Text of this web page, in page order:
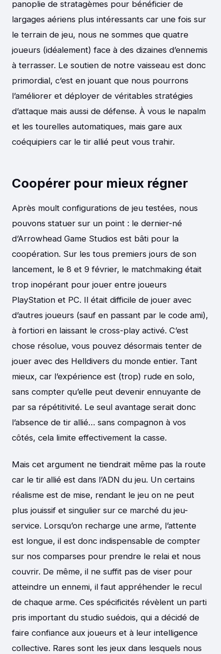
panoplie de stratagèmes pour bénéficier de
largages aériens plus intéressants car une fois sur
le terrain de jeu, nous ne sommes que quatre
joueurs (idéalement) face à des dizaines d’ennemis
à terrasser. Le soutien de notre vaisseau est donc
primordial, c’est en jouant que nous pourrons
l’améliorer et déployer de véritables stratégies
d’attaque mais aussi de défense. À vous le napalm
et les tourelles automatiques, mais gare aux
coéquipiers car le tir allié peut vous trahir.
Coopérer pour mieux régner
Après moult configurations de jeu testées, nous
pouvons statuer sur un point : le dernier-né
d’Arrowhead Game Studios est bâti pour la
coopération. Sur les tous premiers jours de son
lancement, le 8 et 9 février, le matchmaking était
trop inopérant pour jouer entre joueurs
PlayStation et PC. Il était difficile de jouer avec
d’autres joueurs (sauf en passant par le code ami),
à fortiori en laissant le cross-play activé. C’est
chose résolue, vous pouvez désormais tenter de
jouer avec des Helldivers du monde entier. Tant
mieux, car l’expérience est (trop) rude en solo,
sans compter qu’elle peut devenir ennuyante de
par sa répétitivité. Le seul avantage serait donc
l’absence de tir allié… sans compagnon à vos
côtés, cela limite effectivement la casse.
Mais cet argument ne tiendrait même pas la route
car le tir allié est dans l’ADN du jeu. Un certains
réalisme est de mise, rendant le jeu on ne peut
plus jouissif et singulier sur ce marché du jeu-
service. Lorsqu’on recharge une arme, l’attente
est longue, il est donc indispensable de compter
sur nos comparses pour prendre le relai et nous
couvrir. De même, il ne suffit pas de viser pour
atteindre un ennemi, il faut appréhender le recul
de chaque arme. Ces spécificités révèlent un parti
pris important du studio suédois, qui a décidé de
faire confiance aux joueurs et à leur intelligence
collective. Rares sont les jeux dans lesquels nous